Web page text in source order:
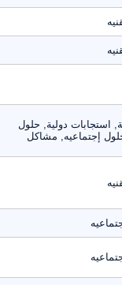
استجابات دولية, حلول
إجتماعيه, مشاكل